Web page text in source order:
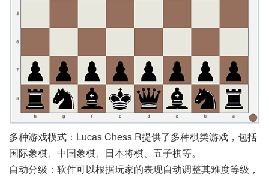
多种游戏模式：Lucas Chess R提供了多种棋类游戏，包括
国际象棋、中国象棋、日本将棋、五子棋等。
自动分级：软件可以根据玩家的表现自动调整其难度等级，